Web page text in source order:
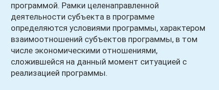
программой. Рамки целенаправленной
деятельности субъекта в программе
определяются условиями программы, характером
взаимоотношений субъектов программы, в том
числе экономическими отношениями,
сложившейся на данный момент ситуацией с
реализацией программы.